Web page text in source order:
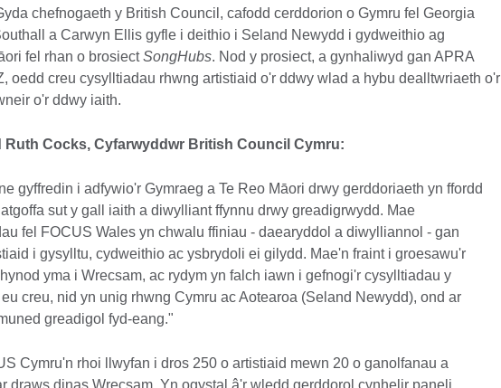
chefnogaeth y British Council, cafodd cerddorion o Gymru fel Georgia
a Carwyn Ellis gyfle i deithio i Seland Newydd i gydweithio ag
fel rhan o brosiectSongHubs. Nod y prosiect, a gynhaliwyd gan APRA
oedd creu cysylltiadau rhwng artistiaid o'r ddwy wlad a hybu dealltwriaeth o'r
o'r ddwy iaith.
Ruth Cocks, Cyfarwyddwr British Council Cymru:
gyffredin i adfywio'r Gymraeg a Te Reo Māori drwy gerddoriaeth yn ffordd
sut y gall iaith a diwylliant ffynnu drwy greadigrwydd. Mae
fel FOCUS Wales yn chwalu ffiniau - daearyddol a diwylliannol - gan
i gysylltu, cydweithio ac ysbrydoli ei gilydd. Mae'n fraint i groesawu'r
yma i Wrecsam, ac rydym yn falch iawn i gefnogi'r cysylltiadau y
creu, nid yn unig rhwng Cymru ac Aotearoa (Seland Newydd), ond ar
greadigol fyd-eang."
Cymru'n rhoi llwyfan i dros 250 o artistiaid mewn 20 o ganolfanau a
draws dinas Wrecsam. Yn ogystal â'r wledd gerddorol cynhelir paneli